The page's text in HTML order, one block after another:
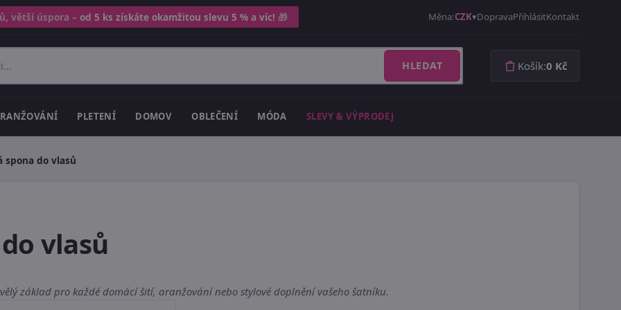
větší úspora –od 5 ks získáte okamžitou slevu 5 % a víc! 🎁 Měna:CZK DopravaPřihlásitKontakt
HLEDAT Košík:0 Kč
PLETENÍ DOMOV OBLEČENÍ MÓDA SLEVY & VÝPRODEJ
spona do vlasů
vlasů
základ pro každé domácí šití, aranžování nebo stylové doplnění vašeho šatníku.